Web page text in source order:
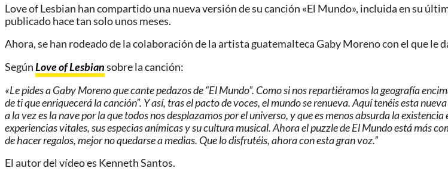
Love of Lesbian han compartido una nueva versión de su canción «El Mundo», incluida en su
publicado hace tan solo unos meses.
Ahora, se han rodeado de la colaboración de la artista guatemalteca Gaby Moreno con el que le
SegúnLove of Lesbiansobre la canción:
«Le pides a Gaby Moreno que cante pedazos de “El Mundo”. Como si nos repartiéramos la geografía
de ti que enriquecerá la canción”. Y así, tras el pacto de voces, el mundo se renueva. Aquí tenéis esta
a la vez es la nave por la que todos nos desplazamos por el universo, y que es menos absurda la
experiencias vitales, sus especias anímicas y su cultura musical. Ahora el puzzle de El Mundo está más
de hacer regalos, mejor no quedarse a medias. Que lo disfrutéis, ahora con esta gran voz.”
El autor del vídeo es Kenneth Santos.